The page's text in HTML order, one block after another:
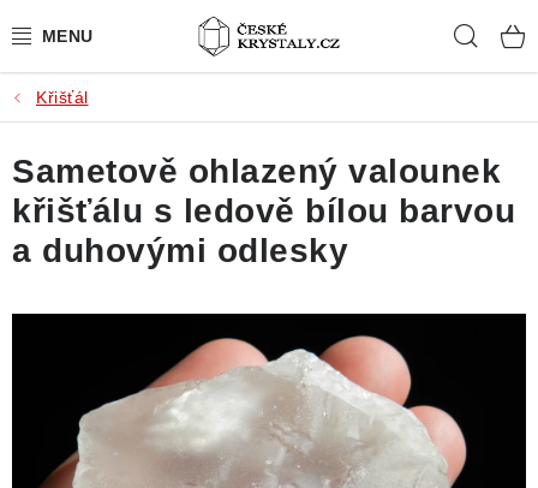
na
PŘÍRODNÍ KAMENY
BROUŠENÉ KAMENY
MISTROVSKÉ KRYSTALY
VIDEOGALERIE
KONTAKT
Křišťál
Sametově ohlazený valounek
křišťálu s ledově bílou barvou
a duhovými odlesky